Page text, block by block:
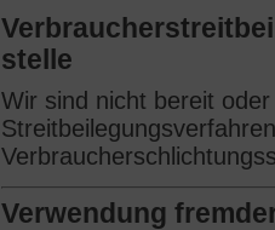
stelle
Wir sind nicht bereit
Verwendung